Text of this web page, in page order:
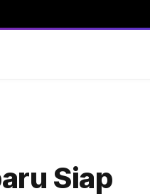
Siap